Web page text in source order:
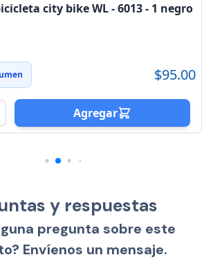
city bike WL - 6013 - 1 negro
$95.00
Agregar
y respuestas
pregunta sobre este
Envíenos un mensaje.